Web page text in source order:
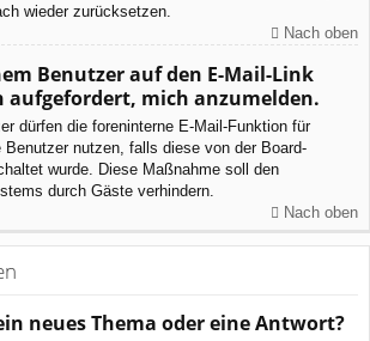
wieder zurücksetzen.
Nach oben
Benutzer auf den E-Mail-Link
aufgefordert, mich anzumelden.
dürfen die foreninterne E-Mail-Funktion für
Benutzer nutzen, falls diese von der Board-
wurde. Diese Maßnahme soll den
durch Gäste verhindern.
Nach oben
neues Thema oder eine Antwort?